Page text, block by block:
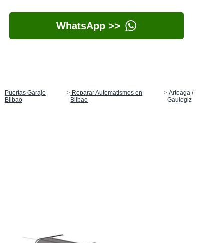
WhatsApp >>
Puertas Garaje
Bilbao
Reparar Automatismos en
Bilbao
Arteaga /
Gautegiz